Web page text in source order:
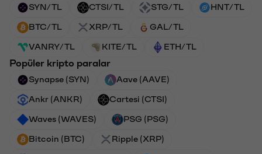
SYN/TL CTSI/TL STG/TL HNT/TL
BTC/TL XRP/TL GAL/TL
VANRY/TL KITE/TL ETH/TL
Popüler kripto paralar
Synapse (SYN) Aave (AAVE)
Ankr (ANKR) Cartesi (CTSI)
Waves (WAVES) PSG (PSG)
Bitcoin (BTC) Ripple (XRP)